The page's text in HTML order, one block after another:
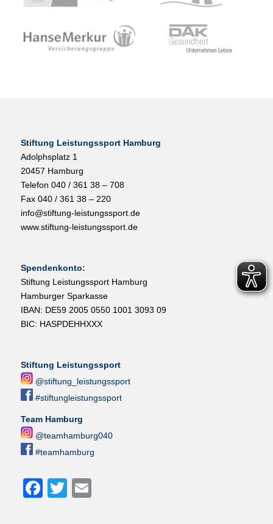
Stiftung Leistungssport Hamburg
Adolphsplatz 1
20457 Hamburg
Telefon 040 / 361 38 – 708
Fax 040 / 361 38 – 220
info@stiftung-leistungssport.de
www.stiftung-leistungssport.de
Spendenkonto:
Stiftung Leistungssport Hamburg
Hamburger Sparkasse
IBAN: DE59 2005 0550 1001 3093 09
BIC: HASPDEHHXXX
Stiftung Leistungssport
@stiftung_leistungssport
#stiftungleistungssport
Team Hamburg
@teamhamburg040
#teamhamburg
Facebook
Twitter